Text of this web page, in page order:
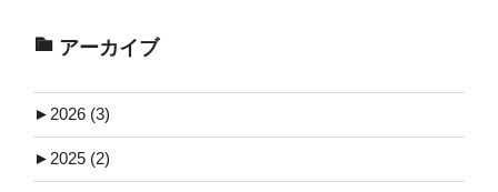
アーカイブ
► 2026 (3)
► 2025 (2)